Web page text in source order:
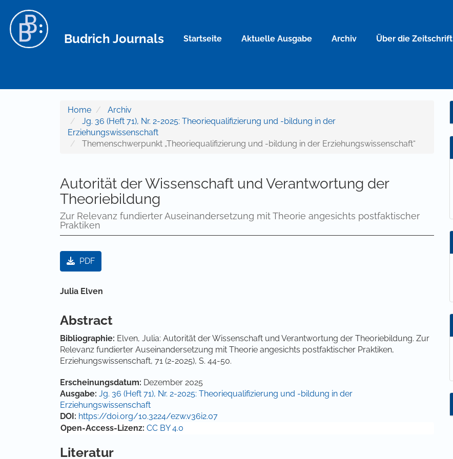
Hauptinhalt
Sidebar
Budrich Journals Startseite Aktuelle Ausgabe Archiv Über die Zeitschrift
Home
Archiv
Jg. 36 (Heft 71), Nr. 2-2025: Theoriequalifizierung und -bildung in der
Erziehungswissenschaft
Themenschwerpunkt „Theoriequalifizierung und -bildung in der Erziehungswissenschaft“
Autorität der Wissenschaft und Verantwortung der
Theoriebildung
Zur Relevanz fundierter Auseinandersetzung mit Theorie angesichts postfaktischer
Praktiken
Artikel-Sidebar
PDF
Hauptsächlicher Artikelinhalt
Julia Elven
Abstract
Bibliographie: Elven, Julia: Autorität der Wissenschaft und Verantwortung der Theoriebildung. Zur
Relevanz fundierter Auseinandersetzung mit Theorie angesichts postfaktischer Praktiken,
Erziehungswissenschaft, 71 (2-2025), S. 44-50.
Artikel-Details
Erscheinungsdatum: Dezember 2025
Ausgabe: Jg. 36 (Heft 71), Nr. 2-2025: Theoriequalifizierung und -bildung in der
Erziehungswissenschaft
DOI: https://doi.org/10.3224/ezw.v36i2.07
Open-Access-Lizenz: CC BY 4.0
Literatur